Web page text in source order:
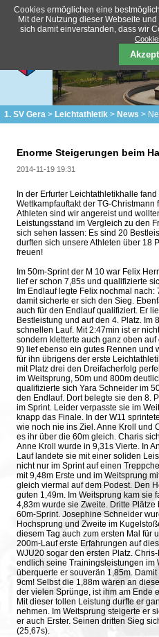
1. SV Gera Leichtathletik News
Enorme Steigerungen beim
2014-11-19 19:31
In der Erfurter Leichtathletikhalle
Wettkampfauftakt der TG-
Athleten sind wir angereist und
Leistungsstand im Vergleich zu den
sich sehen lassen: Es sind 20
durften sich unsere Athleten über 18
freuen!
Im 50m-Sprint der M 10 war Felix
lief er schon 7,85s und qualifizierte
Im Endlauf legte Felix nochmal
damit sicherte er sich den Sieg.
auch für den Endlauf qualifiziert. Er
Bestleistung und auf den 4. Platz. Im
schnellen Lauf. Mit 2:47min ist er
sondern kletterte auch ganz oben
9) lief ebenso ein gutes Rennen und
für ihn übrigens der erste
mit Platz drei den Dreifacherfolg
im Weitsprung, 50m und 800m
qualifizierte sich Yara Schneider im
den Endlauf. Dort belegte sie den 8.
im Sprint. Leider verpasste sie im
knapp das Finale. In der W11
wie noch nie ins Ziel. Anne Kroll und
es ihr über die 60m gleich. Charis
Anne Kroll wurde in 9,31s Vierte. In
Lauf landete sie mit einer soliden
nicht nur im Sprint auf einen
mit 9,48m Erste und im Weitsprung
gleich viermal auf dem Podest. Den
guten 1,49m. Im Weitsprung kam sie
4,83m wurde sie Zweite. Dritte
60m-Sprint. Josephine Schneider
Hochsprung und Zweite im
diesem Tag auch zum ersten Mal für
200m-Lauf erste Erfahrungen auf
WJU20 sogar den ersten Platz.
endlich seine Trainingsleistungen im
überquerte er souverän 1,85m.
9cm! Selbst die 1,88m wären an
der vielen Sprünge, ist ihm am Ende
Mit dieser tollen Leistung durfte er
nehmen. Im Weitsprung steigerte er
er auch Erster. Seinen dritten Sieg
(25,67s).
Cookies ermöglichen eine
Mit der Nutzung dieser Webseite
sich damit einverstanden, dass wir